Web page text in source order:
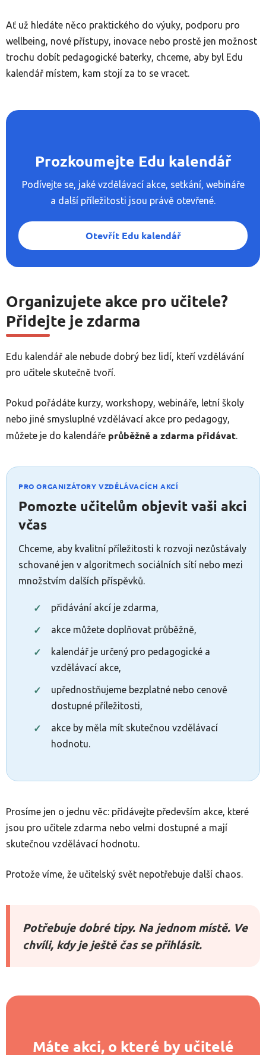
Ať už hledáte něco praktického do výuky, podporu pro
wellbeing, nové přístupy, inovace nebo prostě jen možnost
trochu dobít pedagogické baterky, chceme, aby byl Edu
kalendář místem, kam stojí za to se vracet.
Prozkoumejte Edu kalendář
Podívejte se, jaké vzdělávací akce, setkání, webináře
a další příležitosti jsou právě otevřené.
Otevřít Edu kalendář
Organizujete akce pro učitele?
Přidejte je zdarma
Edu kalendář ale nebude dobrý bez lidí, kteří vzdělávání
pro učitele skutečně tvoří.
Pokud pořádáte kurzy, workshopy, webináře, letní školy
nebo jiné smysluplné vzdělávací akce pro pedagogy,
můžete je do kalendáře průběžně a zdarma přidávat.
PRO ORGANIZÁTORY VZDĚLÁVACÍCH AKCÍ
Pomozte učitelům objevit vaši akci
včas
Chceme, aby kvalitní příležitosti k rozvoji nezůstávaly
schované jen v algoritmech sociálních sítí nebo mezi
množstvím dalších příspěvků.
přidávání akcí je zdarma,
akce můžete doplňovat průběžně,
kalendář je určený pro pedagogické a
vzdělávací akce,
upřednostňujeme bezplatné nebo cenově
dostupné příležitosti,
akce by měla mít skutečnou vzdělávací
hodnotu.
Prosíme jen o jednu věc: přidávejte především akce, které
jsou pro učitele zdarma nebo velmi dostupné a mají
skutečnou vzdělávací hodnotu.
Protože víme, že učitelský svět nepotřebuje další chaos.
Potřebuje dobré tipy. Na jednom místě. Ve
chvíli, kdy je ještě čas se přihlásit.
Máte akci, o které by učitelé